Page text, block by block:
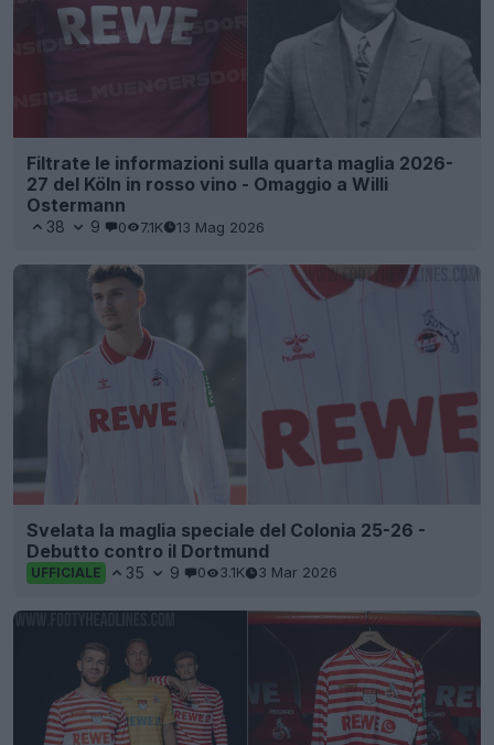
Filtrate le informazioni sulla quarta maglia 2026-
27 del Köln in rosso vino - Omaggio a Willi
Ostermann
38 9 0 7.1K 13 Mag 2026
Svelata la maglia speciale del Colonia 25-26 -
Debutto contro il Dortmund
UFFICIALE 35 9 0 3.1K 3 Mar 2026